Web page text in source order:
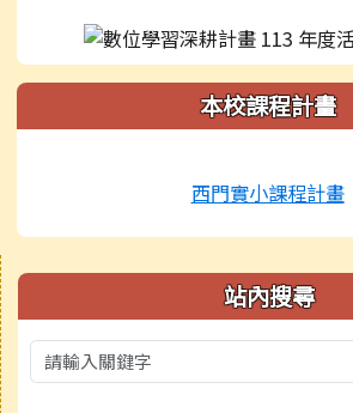
本校課程計畫
西門實小課程計畫
右邊區域內容 站內搜尋